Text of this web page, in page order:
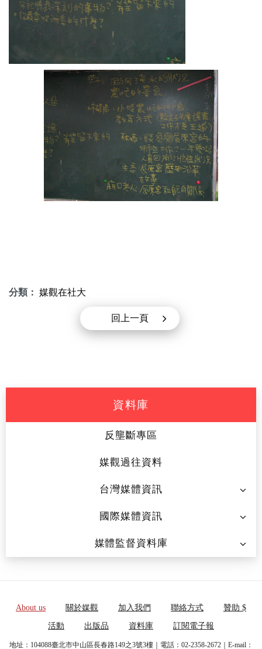
分類： 媒觀在社大
回上一頁
資料庫
反壟斷專區
媒觀過往資料
台灣媒體資訊
國際媒體資訊
媒體監督資料庫
About us 關於媒觀 加入我們 聯絡方式 贊助 $
活動 出版品 資料庫 訂閱電子報
地址：104088臺北市中山區長春路149之3號3樓｜電話：02-2358-2672｜E-mail：